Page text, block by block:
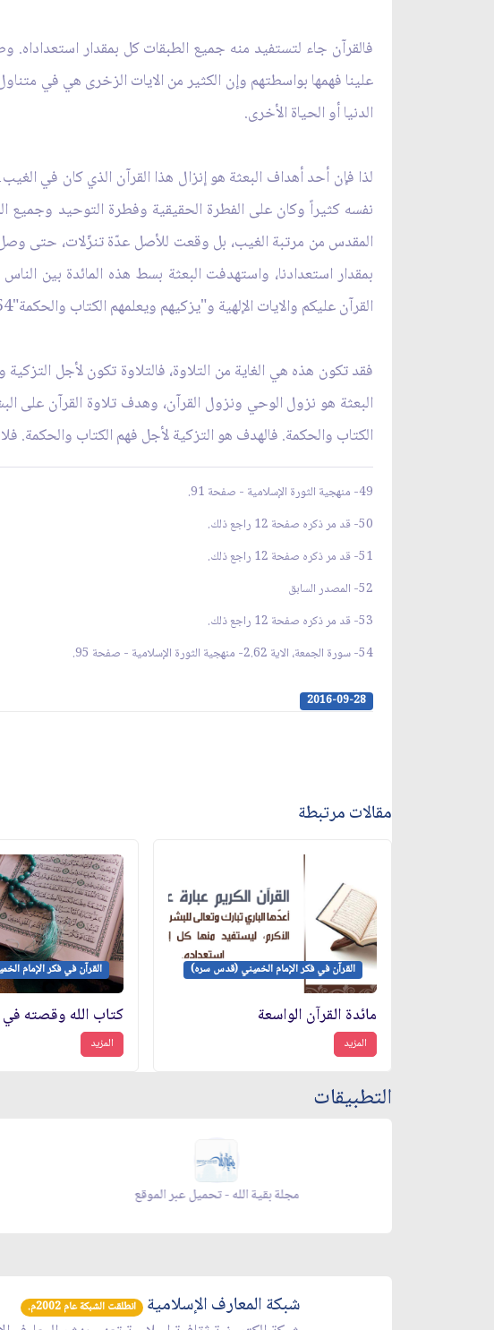
فالقرآن جاء لتستفيد منه جميع الطبقات كل بمقدار استعداداه.
علينا فهمها بواسطتهم وإن الكثير من الايات الزخرى هي في
الدنيا أو الحياة الأخرى.
بمقدار استعدادنا، واستهدفت البعثة بسط هذه المائدة بين
القرآن عليكم والايات الإلهية و"يزكيهم ويعلمهم الكتاب والحكمة"54.
فقد تكون هذه هي الغاية من التلاوة، فالتلاوة تكون لأجل
البعثة هو نزول الوحي ونزول القرآن، وهدف تلاوة القرآن على
الكتاب والحكمة. فالهدف هو التزكية لأجل فهم الكتاب والحكمة.
49- منهجية الثورة الإسلامية - صفحة 91.
50- قد مر ذكره صفحة 12 راجع ذلك.
51- قد مر ذكره صفحة 12 راجع ذلك.
52- المصدر السابق
53- قد مر ذكره صفحة 12 راجع ذلك.
54- سورة الجمعة، الاية 2.62- منهجية الثورة الإسلامية - صفحة 95.
2016-09-28
مقالات مرتبطة
القرآن في فكر الإمام الخميني (قدس سره)
مائدة القرآن الواسعة
المزيد
القرآن في فكر الإمام
كتاب الله وقصته في
المزيد
التطبيقات
مجلة بقية الله - تحميل زاد شهر رمضان - تحميل عبر الموقع
شبكة المعارف الإسلامية انطلقت الشبكة عام 2002م.